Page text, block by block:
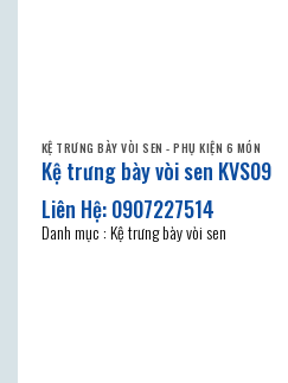
KỆ TRƯNG BÀY VÒI SEN - PHỤ KIỆN 6 MÓN
Kệ trưng bày vòi sen KVS09
Danh mục : Kệ trưng bày vòi sen